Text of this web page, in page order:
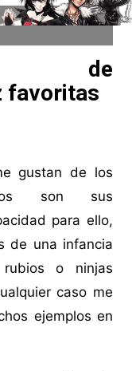
de
favoritas
gustan de los
son sus
para ello,
de una infancia
rubios o ninjas
caso me
ejemplos en